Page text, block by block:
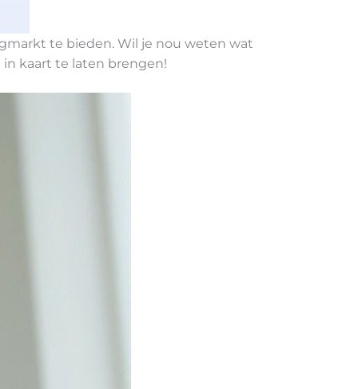
te bieden. Wil je nou weten wat
kaart te laten brengen!